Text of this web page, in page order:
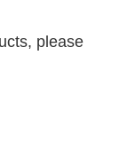
please